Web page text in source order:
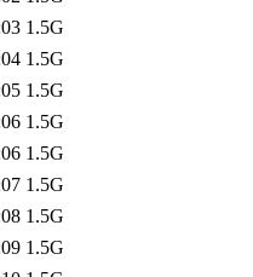
1.5G
1.5G
1.5G
1.5G
1.5G
1.5G
1.5G
1.5G